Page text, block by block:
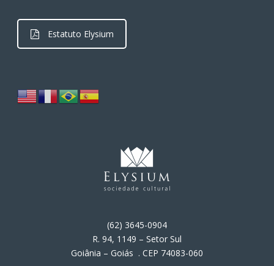
Estatuto Elysium
(62) 3645-0904
R. 94, 1149 – Setor Sul
Goiânia – Goiás . CEP 74083-060